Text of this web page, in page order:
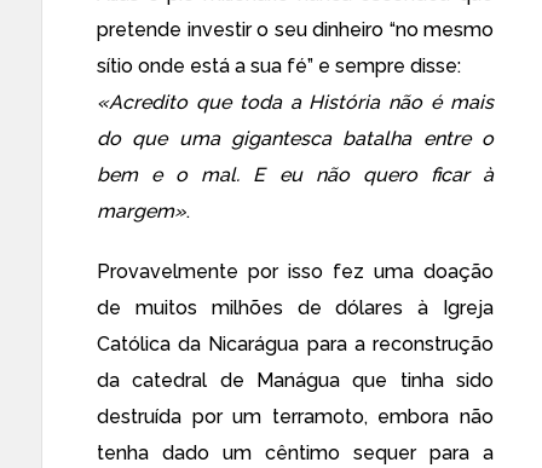
pretende investir o seu dinheiro “no mesmo
sítio onde está a sua fé” e sempre disse:
«Acredito que toda a História não é mais
do que uma gigantesca batalha entre o
bem e o mal. E eu não quero ficar à
margem».
Provavelmente por isso fez uma doação
de muitos milhões de dólares à Igreja
Católica da Nicarágua para a reconstrução
da catedral de Manágua que tinha sido
destruída por um terramoto, embora não
tenha dado um cêntimo sequer para a